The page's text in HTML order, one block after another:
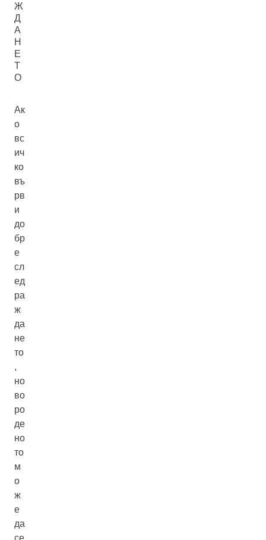
Ж
Д
А
Н
Е
Т
О
Ак
о
вс
ич
ко
въ
рв
и
до
бр
е
сл
ед
ра
ж
да
не
то
,
но
во
ро
де
но
то
м
о
ж
е
да
се